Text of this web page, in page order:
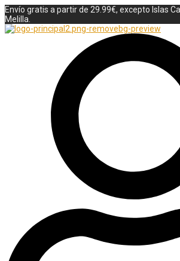
Envío gratis a partir de 29.99€, excepto Islas
Melilla.